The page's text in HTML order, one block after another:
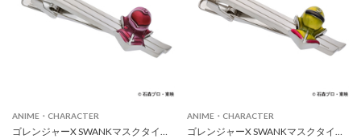
ANIME・CHARACTER ANIME・CHARACTER